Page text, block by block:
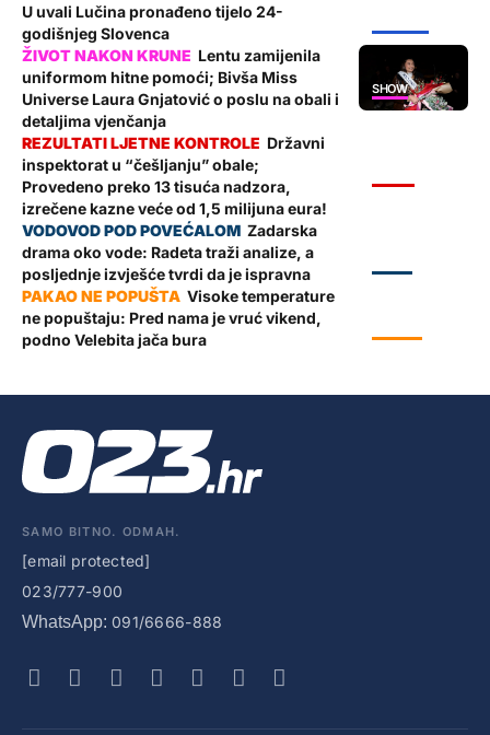
U uvali Lučina pronađeno tijelo 24-
godišnjeg Slovenca
SHOW
Lentu zamijenila
uniformom hitne pomoći; Bivša Miss
Universe Laura Gnjatović o poslu na obali i
detaljima vjenčanja
Državni
inspektorat u “češljanju” obale;
Provedeno preko 13 tisuća nadzora,
izrečene kazne veće od 1,5 milijuna eura!
Zadarska
drama oko vode: Radeta traži analize, a
posljednje izvješće tvrdi da je ispravna
Visoke temperature
ne popuštaju: Pred nama je vruć vikend,
podno Velebita jača bura
SAMO BITNO. ODMAH.
[email protected]
023/777-900
WhatsApp: 091/6666-888